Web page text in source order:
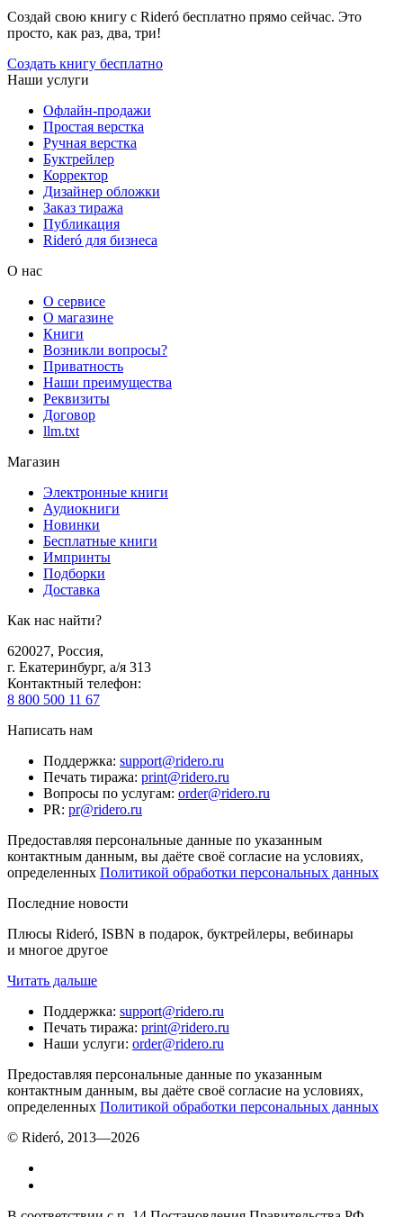
Создай свою книгу с Rideró бесплатно прямо сейчас. Это
просто, как раз, два, три!
Создать книгу бесплатно
Наши услуги
Офлайн-продажи
Простая верстка
Ручная верстка
Буктрейлер
Корректор
Дизайнер обложки
Заказ тиража
Публикация
Rideró для бизнеса
О нас
О сервисе
О магазине
Книги
Возникли вопросы?
Приватность
Наши преимущества
Реквизиты
Договор
llm.txt
Магазин
Электронные книги
Аудиокниги
Новинки
Бесплатные книги
Импринты
Подборки
Доставка
Как нас найти?
620027, Россия,
г. Екатеринбург, а/я 313
Контактный телефон:
8 800 500 11 67
Написать нам
Поддержка: support@ridero.ru
Печать тиража: print@ridero.ru
Вопросы по услугам: order@ridero.ru
PR: pr@ridero.ru
Предоставляя персональные данные по указанным
контактным данным, вы даёте своё согласие на условиях,
определенных Политикой обработки персональных данных
Последние новости
Плюсы Rideró, ISBN в подарок, буктрейлеры, вебинары
и многое другое
Читать дальше
Поддержка: support@ridero.ru
Печать тиража: print@ridero.ru
Наши услуги: order@ridero.ru
Предоставляя персональные данные по указанным
контактным данным, вы даёте своё согласие на условиях,
определенных Политикой обработки персональных данных
© Rideró, 2013—2026